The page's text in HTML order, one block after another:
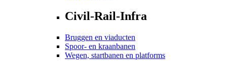
Civil-Rail-Infra
Bruggen en viaducten
Spoor- en kraanbanen
Wegen, startbanen en platforms